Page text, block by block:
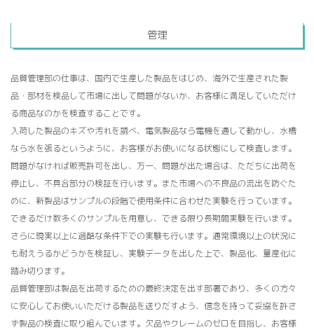
管理
品質管理部の仕事は、国内で生産した製品をはじめ、海外で生産された製
品・部材を検品して市場に出して問題がないか、お客様に満足していただけ
る商品なのかを検査することです。
入荷した製品のキズや汚れを調べ、電気製品なら電機を通して動かし、水槽
なら水を張るというように、お客様がお使いになる状態にして検査します。
問題がなければ販売許可を出し、万一、問題が出た場合は、ただちに出荷を
停止し、不具合部分の検証を行います。また市場への不良品の流出を防ぐた
めに、新製品はサンプルの段階で使用条件に合わせた実験を行っています。
できるだけ数多くのサンプルを用意し、できる限り長期間実験を行います。
さらに現実以上に過酷な条件下での実験も行います。通常環境以上の状況に
も耐えうるかどうかを検証し、実験データを出した上で、製品化、量産化に
踏み切ります。
品質管理部は製品を出荷するための最終決定を出す部署であり、多くの方々
に安心してお使いいただける製品を送りだすよう、信念を持って妥協を許さ
ず製品の検査に取り組んでいます。欠品やクレームのゼロを目指し、お客様